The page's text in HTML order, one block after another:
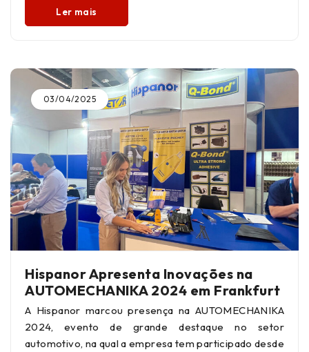
Ler mais
03/04/2025
Hispanor Apresenta Inovações na
AUTOMECHANIKA 2024 em Frankfurt
A Hispanor marcou presença na AUTOMECHANIKA
2024, evento de grande destaque no setor
automotivo, na qual a empresa tem participado desde